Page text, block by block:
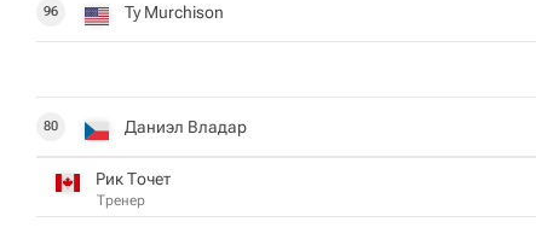
96 Ty Murchison
80 Даниэл Владар
Рик Точет
Тренер